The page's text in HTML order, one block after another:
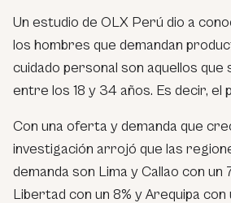
Un estudio de OLX Perú dio a
los hombres que demandan
cuidado personal son aquellos que
entre los 18 y 34 años. Es decir, el
Con una oferta y demanda que
investigación arrojó que las
demanda son Lima y Callao con un
Libertad con un 8% y Arequipa con